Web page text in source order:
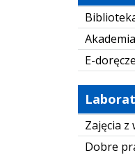
E-
Zajęcia
Dobre